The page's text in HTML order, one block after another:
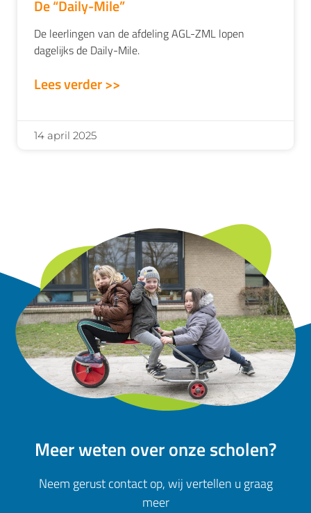
De “Daily-Mile”
De leerlingen van de afdeling AGL-ZML lopen
dagelijks de Daily-Mile.
Lees verder >>
14 april 2025
Meer weten over onze scholen?
Neem gerust contact op, wij vertellen u graag
meer